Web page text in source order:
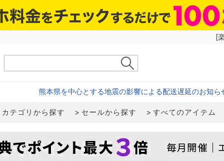
[
熊本県を中心とする地震の影響による配送遅延のお知ら
カテゴリから探す セールから探す すべてのアイテム